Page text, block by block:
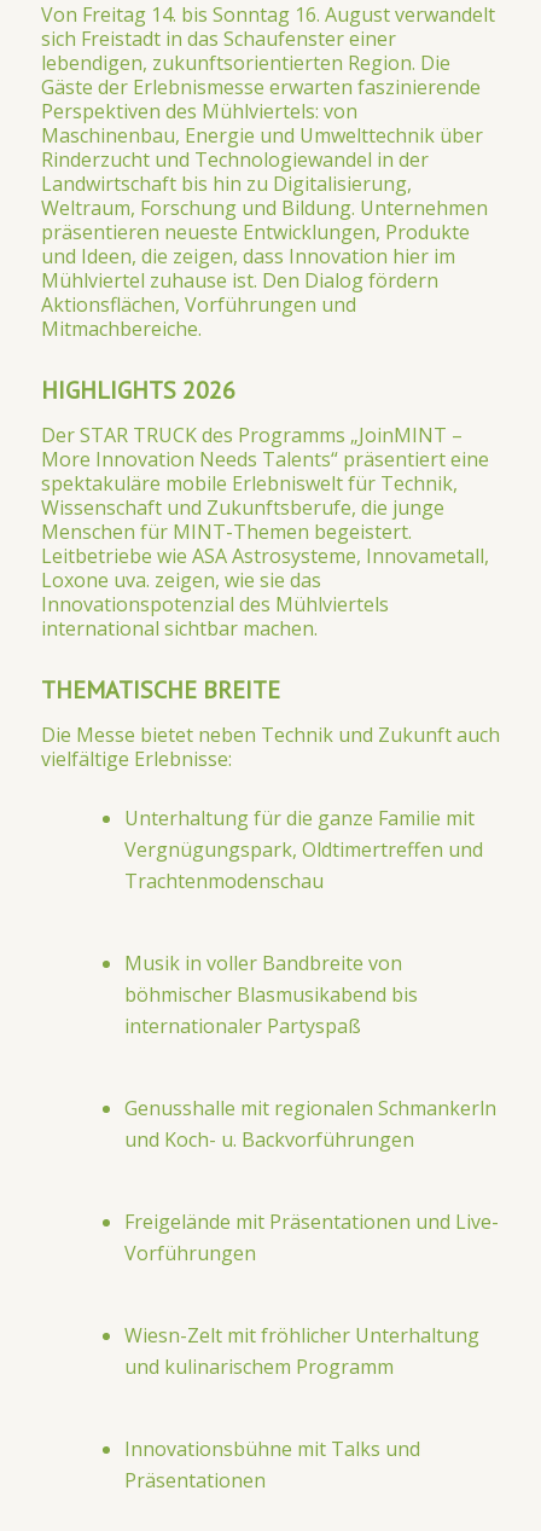
Von Freitag 14. bis Sonntag 16. August verwandelt
sich Freistadt in das Schaufenster einer
lebendigen, zukunftsorientierten Region. Die
Gäste der Erlebnismesse erwarten faszinierende
Perspektiven des Mühlviertels: von
Maschinenbau, Energie und Umwelttechnik über
Rinderzucht und Technologiewandel in der
Landwirtschaft bis hin zu Digitalisierung,
Weltraum, Forschung und Bildung. Unternehmen
präsentieren neueste Entwicklungen, Produkte
und Ideen, die zeigen, dass Innovation hier im
Mühlviertel zuhause ist. Den Dialog fördern
Aktionsflächen, Vorführungen und
Mitmachbereiche.
HIGHLIGHTS 2026
Der STAR TRUCK des Programms „JoinMINT –
More Innovation Needs Talents“ präsentiert eine
spektakuläre mobile Erlebniswelt für Technik,
Wissenschaft und Zukunftsberufe, die junge
Menschen für MINT-Themen begeistert.
Leitbetriebe wie ASA Astrosysteme, Innovametall,
Loxone uva. zeigen, wie sie das
Innovationspotenzial des Mühlviertels
international sichtbar machen.
THEMATISCHE BREITE
Die Messe bietet neben Technik und Zukunft auch
vielfältige Erlebnisse:
Unterhaltung für die ganze Familie mit
Vergnügungspark, Oldtimertreffen und
Trachtenmodenschau
Musik in voller Bandbreite von
böhmischer Blasmusikabend bis
internationaler Partyspaß
Genusshalle mit regionalen Schmankerln
und Koch- u. Backvorführungen
Freigelände mit Präsentationen und Live-
Vorführungen
Wiesn-Zelt mit fröhlicher Unterhaltung
und kulinarischem Programm
Innovationsbühne mit Talks und
Präsentationen